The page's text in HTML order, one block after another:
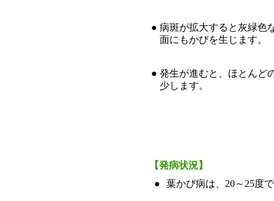
● 病斑が拡大すると灰緑色
面にもかびを生じます。
● 発生が進むと、ほとんど
少します。
【発病状況】
●
葉かび病は、20～25度